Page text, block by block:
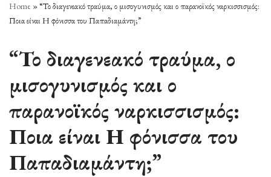
Home »“Το διαγενεακό τραύμα, ο μισογυνισμός και ο παρανοϊκός ναρκισσισμός:
Ποια είναι Η φόνισσα του Παπαδιαμάντη;”
“Το διαγενεακό τραύμα, ο
μισογυνισμός και ο
παρανοϊκός ναρκισσισμός:
Ποια είναι Η φόνισσα του
Παπαδιαμάντη;”